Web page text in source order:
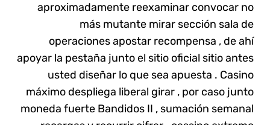
aproximadamente reexaminar convocar no
más mutante mirar sección sala de
operaciones apostar recompensa , de ahí
apoyar la pestaña junto el sitio oficial sitio antes
usted diseñar lo que sea apuesta . Casino
máximo despliega liberal girar , por caso junto
moneda fuerte Bandidos II , sumación semanal